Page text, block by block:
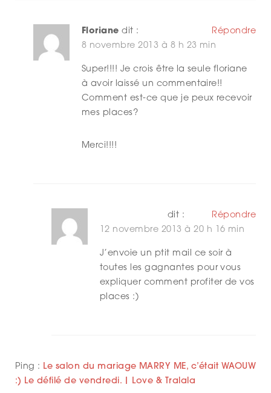
Floriane dit :
8 novembre 2013 à 8 h 23 min
Super!!!! Je crois être la seule floriane
à avoir laissé un commentaire!!
Comment est-ce que je peux recevoir
mes places?
Merci!!!!
Répondre
dit :
12 novembre 2013 à 20 h 16 min
J’envoie un ptit mail ce soir à
toutes les gagnantes pour vous
expliquer comment profiter de vos
places :)
Répondre
Ping : Le salon du mariage MARRY ME, c’était WAOUW
:) Le défilé de vendredi. | Love & Tralala